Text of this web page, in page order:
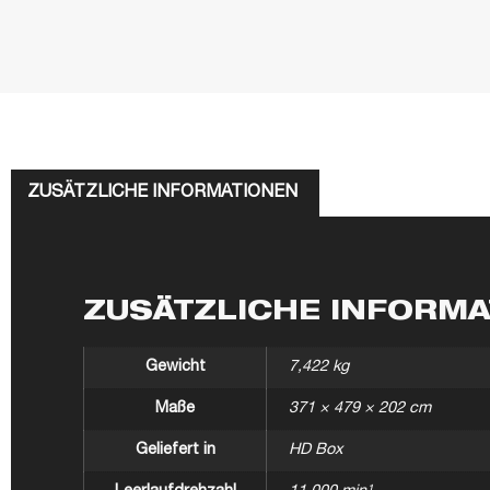
ZUSÄTZLICHE INFORMATIONEN
ZUSÄTZLICHE
Gewicht 7,422 kg
Maße 371 × 479 × 202 cm
Geliefert in HD Box